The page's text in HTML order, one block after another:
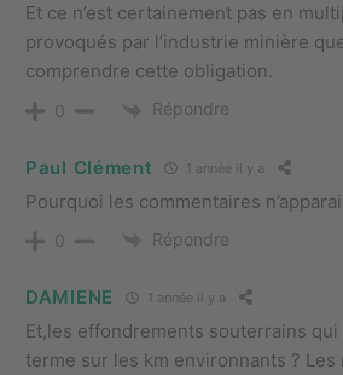
Et ce n’est certainement pas en
provoqués par l’industrie minière
comprendre cette obligation.
0 Répondre
Paul Clément 1 année il y a
Pourquoi les commentaires
0 Répondre
DAMIENE 1 année il y a
Et,les effondrements souterrains qui
terme sur les km environnants ? Les